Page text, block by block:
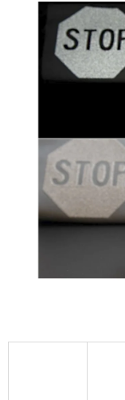
z
hvězdiček.